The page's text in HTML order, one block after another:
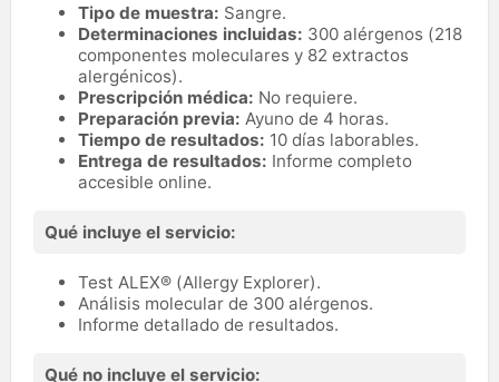
Tipo de muestra: Sangre.
Determinaciones incluidas: 300 alérgenos (218
componentes moleculares y 82 extractos
alergénicos).
Prescripción médica: No requiere.
Preparación previa: Ayuno de 4 horas.
Tiempo de resultados: 10 días laborables.
Entrega de resultados: Informe completo
accesible online.
Qué incluye el servicio:
Test ALEX® (Allergy Explorer).
Análisis molecular de 300 alérgenos.
Informe detallado de resultados.
Qué no incluye el servicio: